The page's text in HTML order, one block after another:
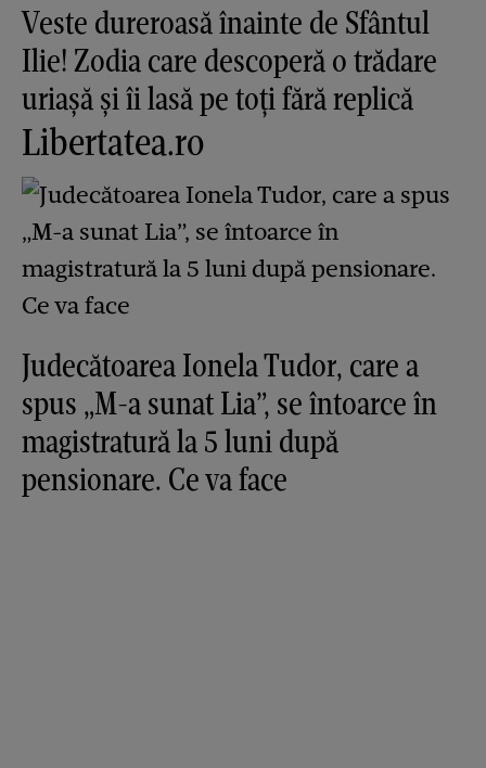
Veste dureroasă înainte de Sfântul
Ilie! Zodia care descoperă o trădare
uriașă și îi lasă pe toți fără replică
Libertatea.ro
Judecătoarea Ionela Tudor, care a
spus „M-a sunat Lia”, se întoarce în
magistratură la 5 luni după
pensionare. Ce va face